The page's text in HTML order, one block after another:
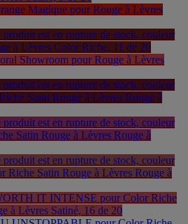
Magique pour Rouge à Lèvres
est en rupture de stock, couleur
à Lèvres Color Riche, 11 de 20
Showroom pour Rouge à Lèvres
est en rupture de stock, couleur
Satin Rouge à Lèvres Rouge à
est en rupture de stock, couleur
Satin Rouge à Lèvres Rouge à
est en rupture de stock, couleur
Satin Rouge à Lèvres Rouge à
IT INTENSE pour Color Riche
à Lèvres Satiné, 16 de 20